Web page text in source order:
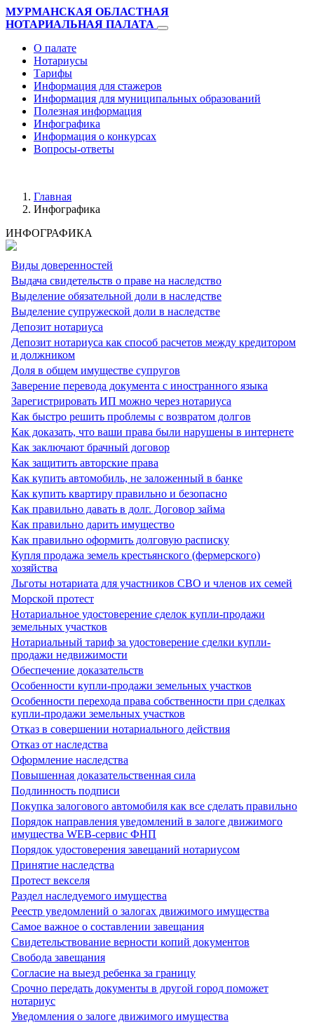
МУРМАНСКАЯ ОБЛАСТНАЯ
НОТАРИАЛЬНАЯ ПАЛАТА
О палате
Нотариусы
Тарифы
Информация для стажеров
Информация для муниципальных образований
Полезная информация
Инфографика
Информация о конкурсах
Вопросы-ответы
Главная
Инфографика
ИНФОГРАФИКА
Виды доверенностей
Выдача свидетельств о праве на наследство
Выделение обязательной доли в наследстве
Выделение супружеской доли в наследстве
Депозит нотариуса
Депозит нотариуса как способ расчетов между кредитором
и должником
Доля в общем имуществе супругов
Заверение перевода документа с иностранного языка
Зарегистрировать ИП можно через нотариуса
Как быстро решить проблемы с возвратом долгов
Как доказать, что ваши права были нарушены в интернете
Как заключают брачный договор
Как защитить авторские права
Как купить автомобиль, не заложенный в банке
Как купить квартиру правильно и безопасно
Как правильно давать в долг. Договор займа
Как правильно дарить имущество
Как правильно оформить долговую расписку
Купля продажа земель крестьянского (фермерского)
хозяйства
Льготы нотариата для участников СВО и членов их семей
Морской протест
Нотариальное удостоверение сделок купли-продажи
земельных участков
Нотариальный тариф за удостоверение сделки купли-
продажи недвижимости
Обеспечение доказательств
Особенности купли-продажи земельных участков
Особенности перехода права собственности при сделках
купли-продажи земельных участков
Отказ в совершении нотариального действия
Отказ от наследства
Оформление наследства
Повышенная доказательственная сила
Подлинность подписи
Покупка залогового автомобиля как все сделать правильно
Порядок направления уведомлений в залоге движимого
имущества WEB-сервис ФНП
Порядок удостоверения завещаний нотариусом
Принятие наследства
Протест векселя
Раздел наследуемого имущества
Реестр уведомлений о залогах движимого имущества
Самое важное о составлении завещания
Свидетельствование верности копий документов
Свобода завещания
Согласие на выезд ребенка за границу
Срочно передать документы в другой город поможет
нотариус
Уведомления о залоге движимого имущества